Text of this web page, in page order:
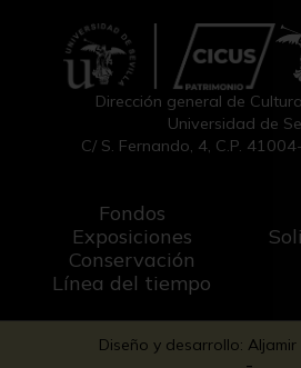
Dirección general de
Universidad de
C/ S. Fernando, 4, C.P.
Fondos
Exposiciones
Conservación
Línea del tiempo
Diseño y desarrollo: